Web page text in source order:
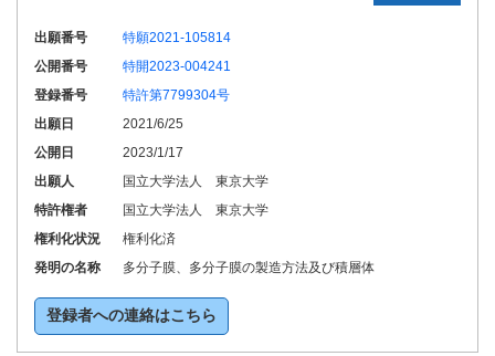
出願番号
特願2021-105814
公開番号
特開2023-004241
登録番号
特許第7799304号
出願日
2021/6/25
公開日
2023/1/17
出願人
国立大学法人 東京大学
特許権者
国立大学法人 東京大学
権利化状況
権利化済
発明の名称
多分子膜、多分子膜の製造方法及び積層体
登録者への連絡はこちら